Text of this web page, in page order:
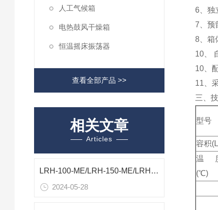
人工气候箱
电热鼓风干燥箱
恒温摇床振荡器
查看全部产品 >>
相关文章
Articles
LRH-100-ME/LRH-150-ME/LRH-250-ME加湿型霉菌培养箱
2024-05-28
6、独
7、预
8、箱
10、
10、
11、
三、
型号
容积
温
(℃)